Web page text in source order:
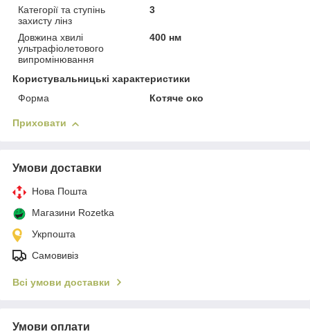
Категорії та ступінь
захисту лінз
3
Довжина хвилі
ультрафіолетового
випромінювання
400 нм
Користувальницькі характеристики
Форма
Котяче око
Приховати
Умови доставки
Нова Пошта
Магазини Rozetka
Укрпошта
Самовивіз
Всі умови доставки
Умови оплати